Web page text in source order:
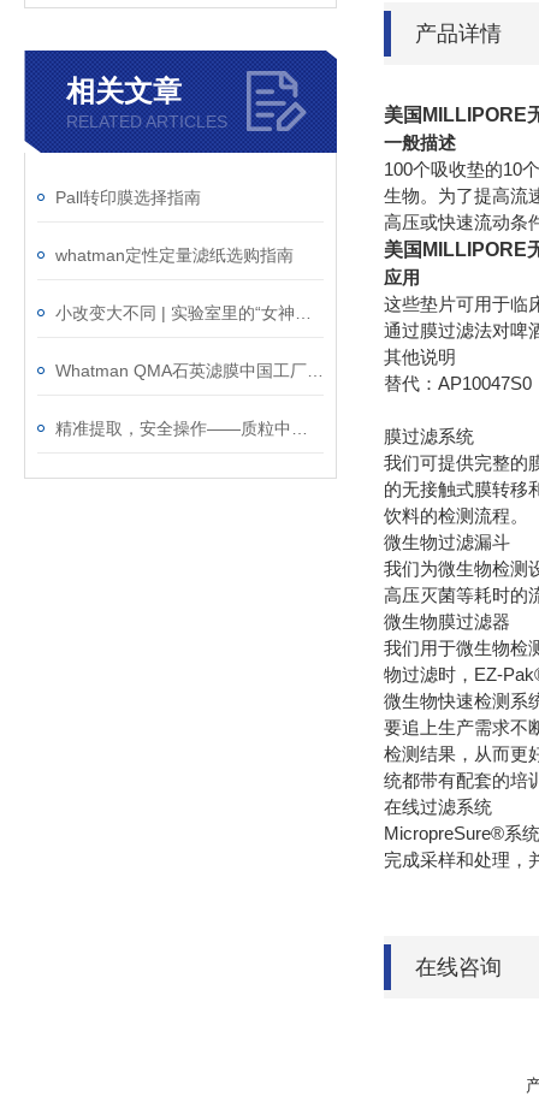
相关文章
RELATED ARTICLES
Pall转印膜选择指南
whatman定性定量滤纸选购指南
产品详情
美国MILLIPORE
一般描述
100个吸收垫的10
生物。为了提高流
高压或快速流动条
美国MILLIPORE
应用
这些垫片可用于临
通过膜过滤法对啤
其他说明
替代：AP10047S0
膜过滤系统
我们可提供完整的
的无接触式膜转移
饮料的检测流程。
微生物过滤漏斗
我们为微生物检测
高压灭菌等耗时的
微生物膜过滤器
我们用于微生物检
物过滤时，EZ-
微生物快速检测系
要追上生产需求不
检测结果，从而更
统都带有配套的培
在线过滤系统
MicropreSure®系
完成采样和处理，
在线咨询